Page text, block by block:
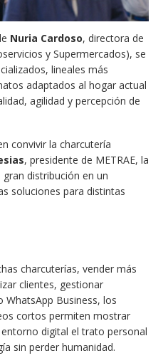
Nuria Cardoso, directora de
y Supermercados), se
lineales más
adaptados al hogar actual
agilidad y percepción de
convivir la charcutería
, presidente de METRAE, la
distribución en un
soluciones para distintas
charcuterías, vender más
clientes, gestionar
Business, los
cortos permiten mostrar
digital el trato personal
sin perder humanidad.